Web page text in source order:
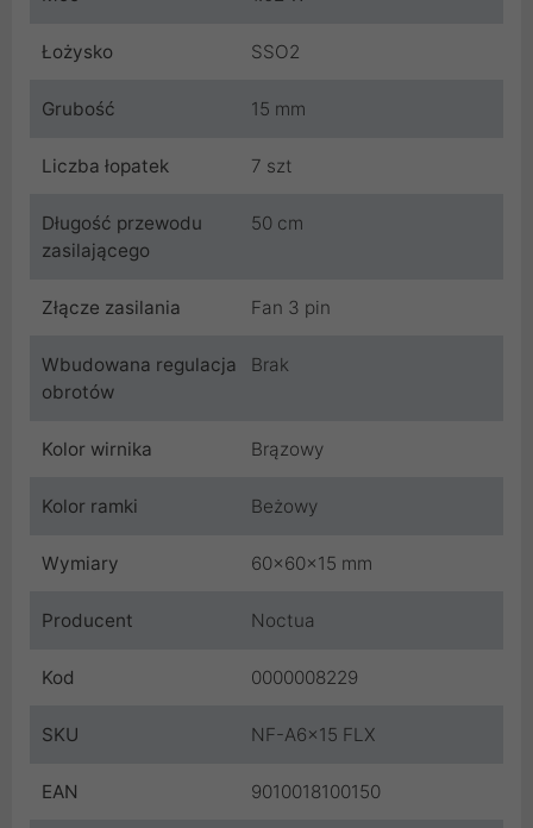
Łożysko SSO2
Grubość 15 mm
Liczba łopatek 7 szt
Długość przewodu
zasilającego
50 cm
Złącze zasilania Fan 3 pin
Wbudowana regulacja
obrotów
Brak
Kolor wirnika Brązowy
Kolor ramki Beżowy
Wymiary 60x60x15 mm
Producent Noctua
Kod 0000008229
SKU NF-A6x15 FLX
EAN 9010018100150